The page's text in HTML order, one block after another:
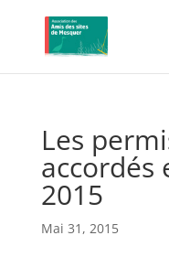
Les
accordés
2015
Mai 31, 2015